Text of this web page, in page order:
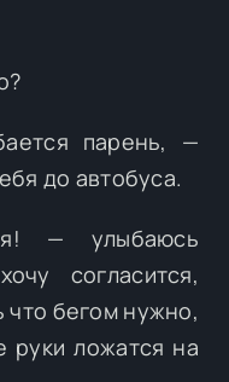
парень, —
до автобуса.
— улыбаюсь
согласится,
что бегом нужно,
руки ложатся на